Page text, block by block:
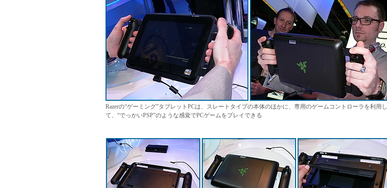
Razerの“ゲーミング”タブレットPCは、スレートタイプの本体のほかに、専用のゲームコントローラを利用し
て、“でっかいPSP”のような感覚でPCゲームをプレイできる